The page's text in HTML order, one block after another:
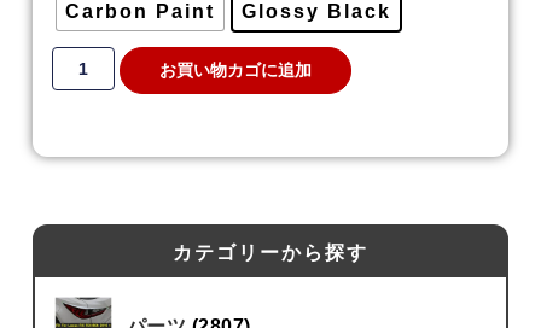
カテゴリーから探す
Carbon Paint Glossy Black
お買い物カゴに追加